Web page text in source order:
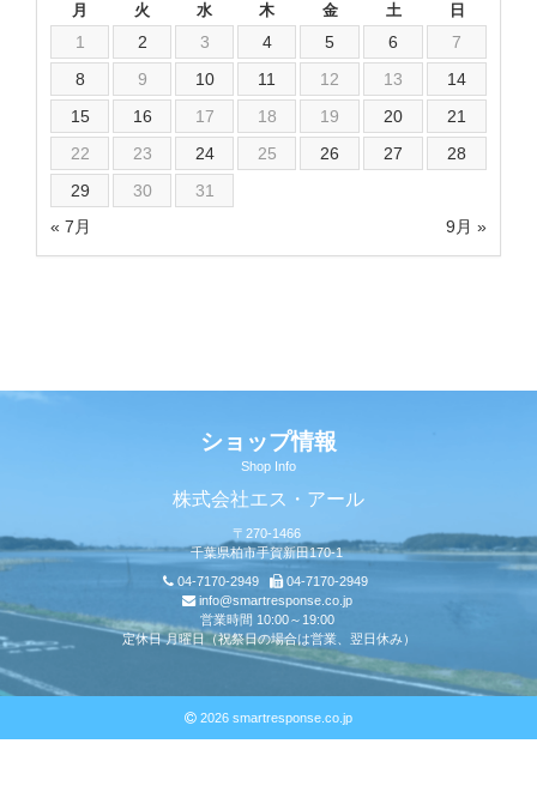
月 火 水 木 金 土 日
« 7月 9月 »
1 2 3 4 5 6
7
8
9 10 11 12 13
14
15
16 17 18 19 20
21
22
23 24 25 26 27
28
29
30 31
ショップ情報
Shop Info
株式会社エス・アール
〒270-1466
千葉県柏市手賀新田170-1
04-7170-2949
04-7170-2949
info@smartresponse.co.jp
営業時間 10:00～19:00
定休日 月曜日（祝祭日の場合は営業、翌日休み）
2026 smartresponse.co.jp